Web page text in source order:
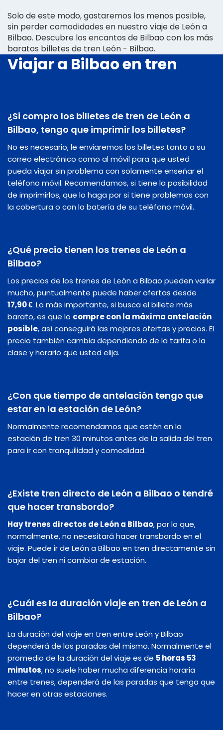
Solo de este modo, gastaremos los menos posible,
sin perder comodidades en nuestro viaje de León a
Bilbao. Descubre los encantos de Bilbao con los más
baratos billetes de tren León - Bilbao.
Viajar a Bilbao en tren
¿Si compro los billetes de tren de León a
Bilbao, tengo que imprimir los billetes?
No es necesario, le enviaremos los billetes tanto a su
correo electrónico como al móvil para que usted
pueda viajar sin problema con solamente enseñar el
teléfono móvil. Recomendamos, si tiene la posibilidad
de imprimirlos, que lo haga por si tiene problemas con
la cobertura o con la batería de su teléfono móvil.
¿Qué precio tienen los trenes de León a
Bilbao?
Los precios de los trenes de León a Bilbao pueden variar
mucho, puntualmente puede haber ofertas desde
17,90 €. Lo más importante, si busca el billete más
barato, es que lo compre con la máxima antelación
posible, así conseguirá las mejores ofertas y precios. El
precio también cambia dependiendo de la tarifa o la
clase y horario que usted elija.
¿Con que tiempo de antelación tengo que
estar en la estación de León?
Normalmente recomendamos que estén en la
estación de tren 30 minutos antes de la salida del tren
para ir con tranquilidad y comodidad.
¿Existe tren directo de León a Bilbao o tendré
que hacer transbordo?
Hay trenes directos de León a Bilbao, por lo que,
normalmente, no necesitará hacer transbordo en el
viaje. Puede ir de León a Bilbao en tren directamente sin
bajar del tren ni cambiar de estación.
¿Cuál es la duración viaje en tren de León a
Bilbao?
La duración del viaje en tren entre León y Bilbao
dependerá de las paradas del mismo. Normalmente el
promedio de la duración del viaje es de 5 horas 53
minutos, no suele haber mucha diferencia horaria
entre trenes, dependerá de las paradas que tenga que
hacer en otras estaciones.